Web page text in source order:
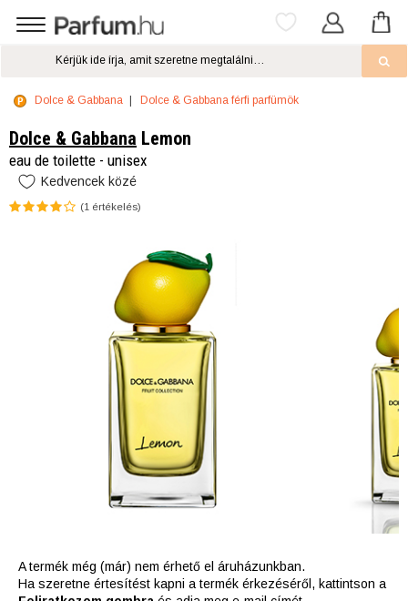
Dolce & Gabbana Dolce & Gabbana férfi parfümök
Dolce & Gabbana Lemon
eau de toilette - unisex
Kedvencek közé
(1 értékelés)
A termék még (már) nem érhető el áruházunkban.
Ha szeretne értesítést kapni a termék érkezéséről, kattintson a